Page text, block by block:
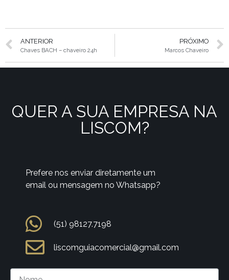
ANTERIOR
Chaves BACH – chaveiro 24h
PRÓXIMO
Marcos Chaveiro
QUER A SUA EMPRESA NA
LISCOM?
Prefere nos enviar diretamente um
email ou mensagem no Whatsapp?
(51) 98127.7198
liscomguiacomercial@gmail.com